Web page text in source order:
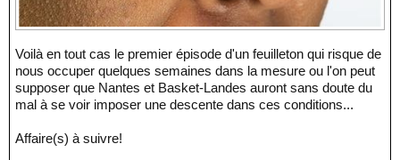
Voilà en tout cas le premier épisode d'un feuilleton qui risque de
nous occuper quelques semaines dans la mesure ou l'on peut
supposer que Nantes et Basket-Landes auront sans doute du
mal à se voir imposer une descente dans ces conditions...
Affaire(s) à suivre!